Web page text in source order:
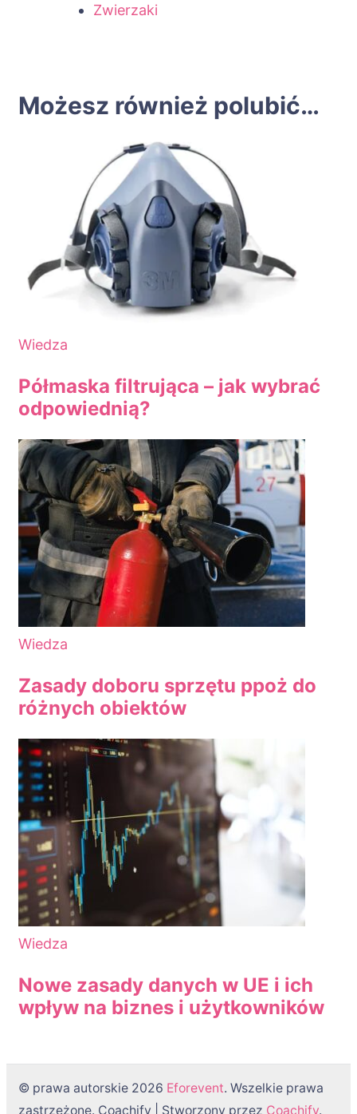
Zwierzaki
Możesz również polubić…
Wiedza
Półmaska filtrująca – jak wybrać
odpowiednią?
Wiedza
Zasady doboru sprzętu ppoż do
różnych obiektów
Wiedza
Nowe zasady danych w UE i ich
wpływ na biznes i użytkowników
© prawa autorskie 2026 Eforevent. Wszelkie prawa
zastrzeżone. Coachify | Stworzony przez Coachify.